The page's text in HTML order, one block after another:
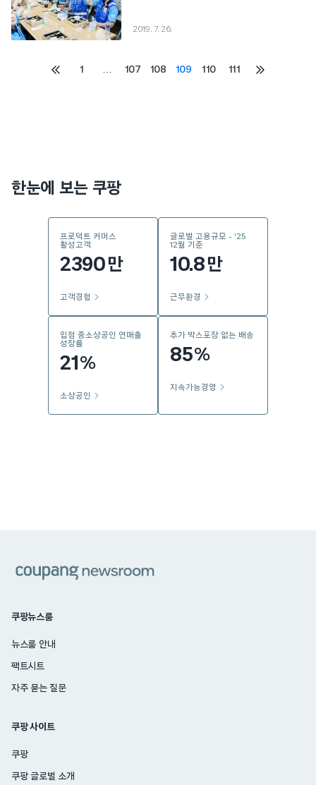
2019. 7. 26.
Posts이전
1 … 107 108 109 110 111
다음
한눈에 보는 쿠팡
프로덕트 커머스
활성고객
2390만
고객경험
글로벌 고용규모 - '25
12월 기준
10.8만
근무환경
입점 중소상공인 연매출
성장률
21 %
소상공인
추가 박스포장 없는 배송
85%
지속가능경영
쿠팡뉴스룸
뉴스룸 안내
팩트시트
자주 묻는 질문
쿠팡 사이트
쿠팡
쿠팡 글로벌 소개